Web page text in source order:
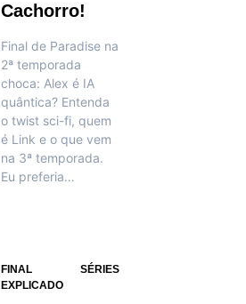
Cachorro!
Final de Paradise na
2ª temporada
choca: Alex é IA
quântica? Entenda
o twist sci-fi, quem
é Link e o que vem
na 3ª temporada.
Eu preferia…
FINAL
EXPLICADO
SÉRIES